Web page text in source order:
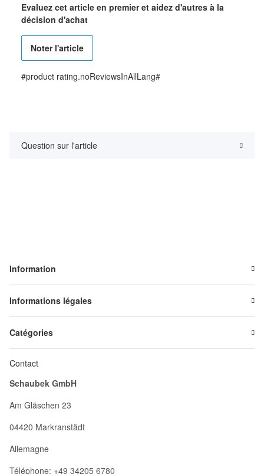
Evaluez cet article en premier et aidez d'autres à la
décision d'achat
Noter l'article
#product rating.noReviewsInAllLang#
Question sur l'article
Information
Informations légales
Catégories
Contact
Schaubek GmbH
Am Gläschen 23
04420 Markranstädt
Allemagne
Téléphone: +49 34205 6780